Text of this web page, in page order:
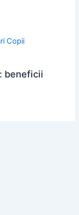
beneficii